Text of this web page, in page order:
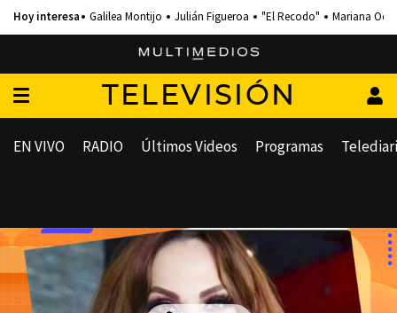
Galilea Montijo Julián Figueroa "El Recodo" Mariana
TELEVISIÓN
EN VIVO RADIO Últimos Videos Programas